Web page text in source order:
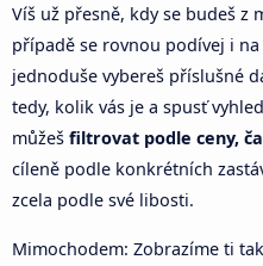
Víš už přesně, kdy se budeš z
případě se rovnou podívej i
jednoduše vybereš příslušné
tedy, kolik vás je a spusť
můžeš filtrovat podle ceny,
cíleně podle konkrétních
zcela podle své libosti.
Mimochodem: Zobrazíme ti